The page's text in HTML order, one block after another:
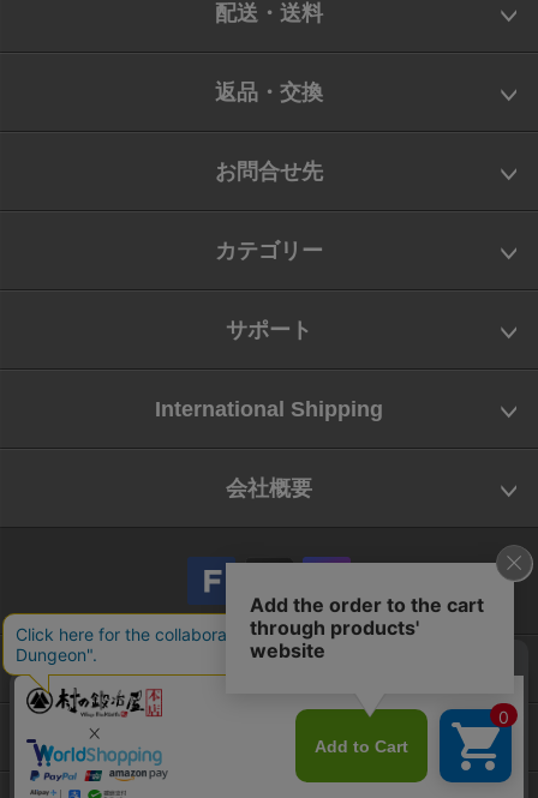
配送・送料
返品・交換
お問合せ先
カテゴリー
サポート
International Shipping
会社概要
会社概要
お問い合わせ